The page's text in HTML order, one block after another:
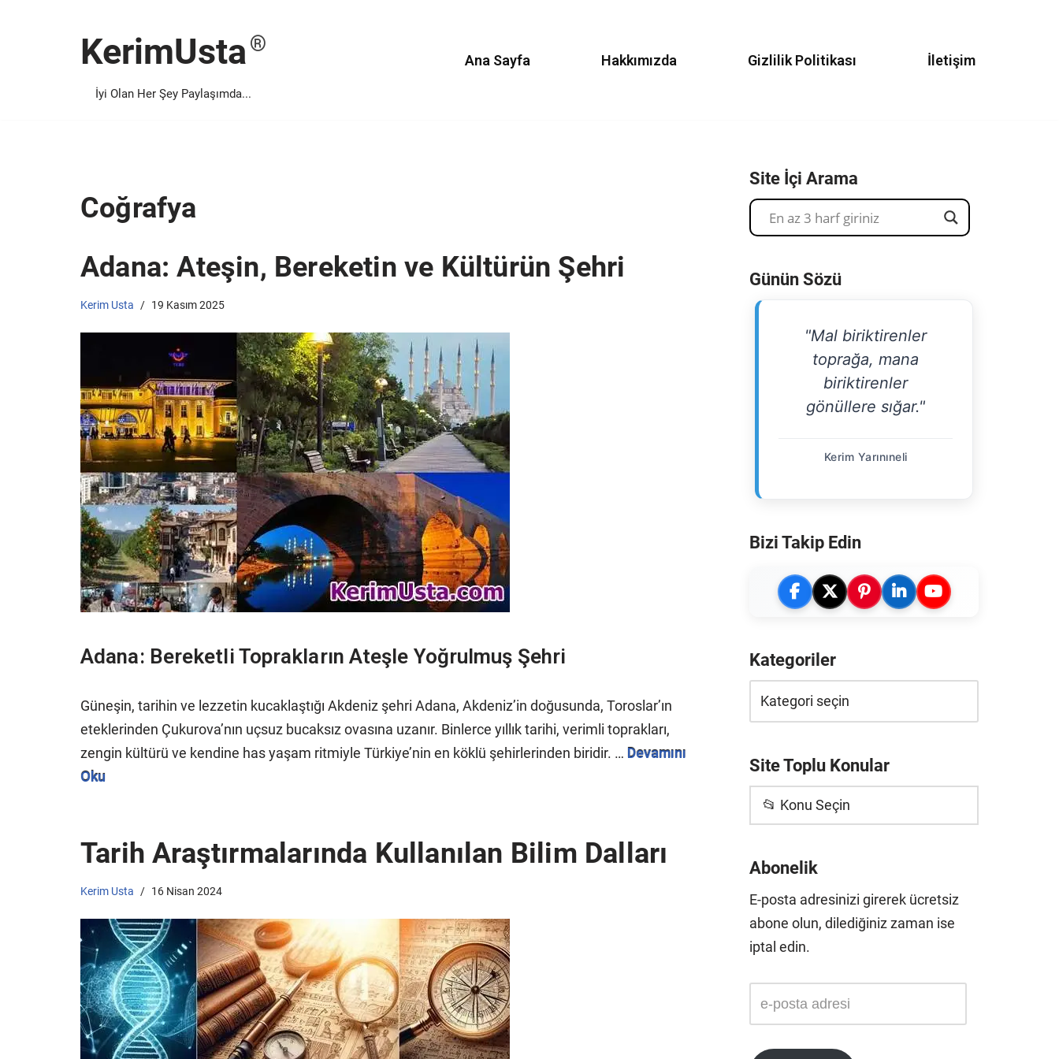
KerimUsta
İyi Olan Her Şey Paylaşımda...
Ana Sayfa Hakkımızda Gizlilik Politikası İletişim
Coğrafya
Adana: Ateşin, Bereketin ve Kültürün Şehri
Kerim Usta 19 Kasım 2025
Adana: Bereketli Toprakların Ateşle Yoğrulmuş Şehri
Güneşin, tarihin ve lezzetin kucaklaştığı Akdeniz şehri Adana, Akdeniz’in doğusunda, Toroslar’ın
eteklerinden Çukurova’nın uçsuz bucaksız ovasına uzanır. Binlerce yıllık tarihi, verimli toprakları,
zengin kültürü ve kendine has yaşam ritmiyle Türkiye’nin en köklü şehirlerinden biridir. … Devamını
Oku
Tarih Araştırmalarında Kullanılan Bilim Dalları
Kerim Usta 16 Nisan 2024
Site İçi Arama
Günün Sözü
"Mal biriktirenler
toprağa, mana
biriktirenler
gönüllere sığar."
Kerim Yarınıneli
Bizi Takip Edin
Kategoriler
Site Toplu Konular
📂 Konu Seçin
Abonelik
E-posta adresinizi girerek ücretsiz
abone olun, dilediğiniz zaman ise
iptal edin.